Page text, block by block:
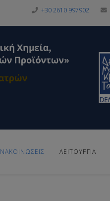
+30 2610 997902
ΛΕΙΤΟΥΡΓΊΑ